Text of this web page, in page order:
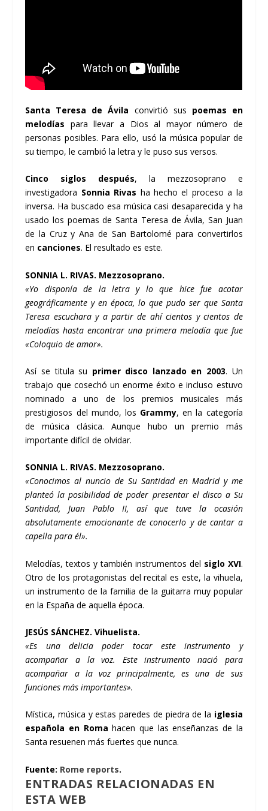
Santa Teresa de Ávila convirtió sus poemas en
melodí­as para llevar a Dios al mayor número de
personas posibles. Para ello, usó la música popular de
su tiempo, le cambió la letra y le puso sus versos.
Cinco siglos después, la mezzosoprano e
investigadora Sonnia Rivas ha hecho el proceso a la
inversa. Ha buscado esa música casi desaparecida y ha
usado los poemas de Santa Teresa de Ávila, San Juan
de la Cruz y Ana de San Bartolomé para convertirlos
en canciones. El resultado es este.
SONNIA L. RIVAS. Mezzosoprano.
«Yo disponí­a de la letra y lo que hice fue acotar
geográficamente y en época, lo que pudo ser que Santa
Teresa escuchara y a partir de ahí­ cientos y cientos de
melodí­as hasta encontrar una primera melodí­a que fue
«Coloquio de amor».
Así­ se titula su primer disco lanzado en 2003. Un
trabajo que cosechó un enorme éxito e incluso estuvo
nominado a uno de los premios musicales más
prestigiosos del mundo, los Grammy, en la categorí­a
de música clásica. Aunque hubo un premio más
importante difí­cil de olvidar.
SONNIA L. RIVAS. Mezzosoprano.
«Conocimos al nuncio de Su Santidad en Madrid y me
planteó la posibilidad de poder presentar el disco a Su
Santidad, Juan Pablo II, así­ que tuve la ocasión
absolutamente emocionante de conocerlo y de cantar a
capella para él».
Melodí­as, textos y también instrumentos del siglo XVI.
Otro de los protagonistas del recital es este, la vihuela,
un instrumento de la familia de la guitarra muy popular
en la España de aquella época.
JESÚS SÁNCHEZ. Vihuelista.
«Es una delicia poder tocar este instrumento y
acompañar a la voz. Este instrumento nació para
acompañar a la voz principalmente, es una de sus
funciones más importantes».
Mí­stica, música y estas paredes de piedra de la iglesia
española en Roma hacen que las enseñanzas de la
Santa resuenen más fuertes que nunca.
Fuente: Rome reports.
ENTRADAS RELACIONADAS EN
ESTA WEB